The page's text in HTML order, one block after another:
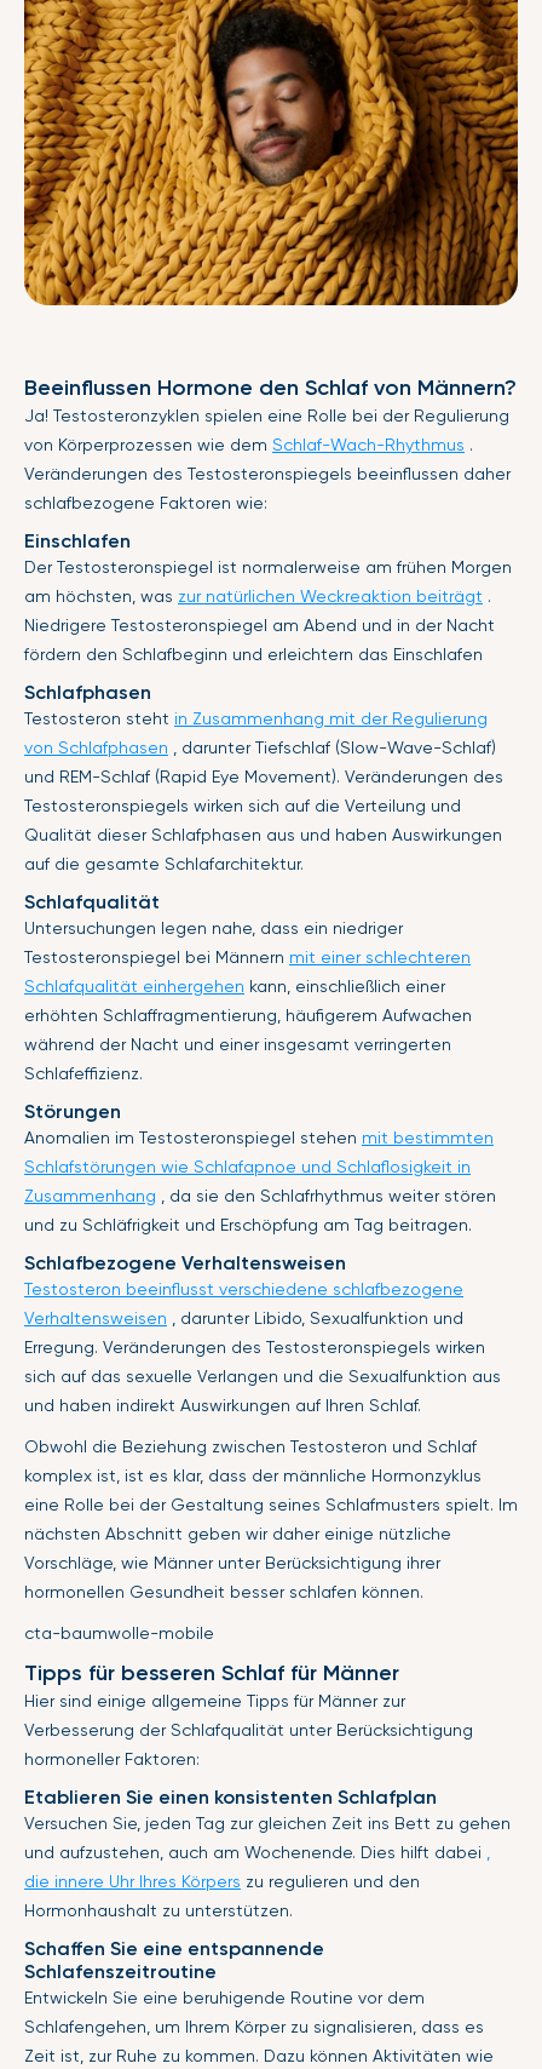
Beeinflussen Hormone den Schlaf von Männern?
Ja! Testosteronzyklen spielen eine Rolle bei der Regulierung
von Körperprozessen wie dem Schlaf-Wach-Rhythmus .
Veränderungen des Testosteronspiegels beeinflussen daher
schlafbezogene Faktoren wie:
Einschlafen
Der Testosteronspiegel ist normalerweise am frühen Morgen
am höchsten, was zur natürlichen Weckreaktion beiträgt .
Niedrigere Testosteronspiegel am Abend und in der Nacht
fördern den Schlafbeginn und erleichtern das Einschlafen
Schlafphasen
Testosteron steht in Zusammenhang mit der Regulierung
von Schlafphasen , darunter Tiefschlaf (Slow-Wave-Schlaf)
und REM-Schlaf (Rapid Eye Movement). Veränderungen des
Testosteronspiegels wirken sich auf die Verteilung und
Qualität dieser Schlafphasen aus und haben Auswirkungen
auf die gesamte Schlafarchitektur.
Schlafqualität
Untersuchungen legen nahe, dass ein niedriger
Testosteronspiegel bei Männern mit einer schlechteren
Schlafqualität einhergehen kann, einschließlich einer
erhöhten Schlaffragmentierung, häufigerem Aufwachen
während der Nacht und einer insgesamt verringerten
Schlafeffizienz.
Störungen
Anomalien im Testosteronspiegel stehen mit bestimmten
Schlafstörungen wie Schlafapnoe und Schlaflosigkeit in
Zusammenhang , da sie den Schlafrhythmus weiter stören
und zu Schläfrigkeit und Erschöpfung am Tag beitragen.
Schlafbezogene Verhaltensweisen
Testosteron beeinflusst verschiedene schlafbezogene
Verhaltensweisen , darunter Libido, Sexualfunktion und
Erregung. Veränderungen des Testosteronspiegels wirken
sich auf das sexuelle Verlangen und die Sexualfunktion aus
und haben indirekt Auswirkungen auf Ihren Schlaf.
Obwohl die Beziehung zwischen Testosteron und Schlaf
komplex ist, ist es klar, dass der männliche Hormonzyklus
eine Rolle bei der Gestaltung seines Schlafmusters spielt. Im
nächsten Abschnitt geben wir daher einige nützliche
Vorschläge, wie Männer unter Berücksichtigung ihrer
hormonellen Gesundheit besser schlafen können.
cta-baumwolle-mobile
Tipps für besseren Schlaf für Männer
Hier sind einige allgemeine Tipps für Männer zur
Verbesserung der Schlafqualität unter Berücksichtigung
hormoneller Faktoren:
Etablieren Sie einen konsistenten Schlafplan
Versuchen Sie, jeden Tag zur gleichen Zeit ins Bett zu gehen
und aufzustehen, auch am Wochenende. Dies hilft dabei
die innere Uhr Ihres Körpers zu regulieren und den
Hormonhaushalt zu unterstützen.
Schaffen Sie eine entspannende
Schlafenszeitroutine
Entwickeln Sie eine beruhigende Routine vor dem
Schlafengehen, um Ihrem Körper zu signalisieren, dass es
Zeit ist, zur Ruhe zu kommen. Dazu können Aktivitäten wie